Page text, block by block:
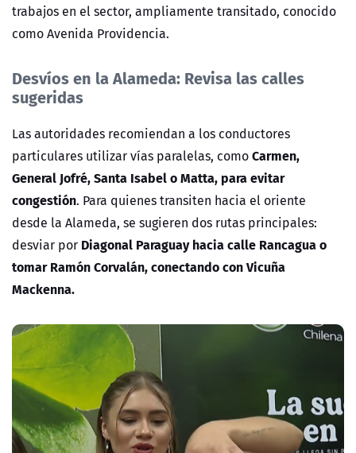
trabajos en el sector, ampliamente transitado, conocido
como Avenida Providencia.
Desvíos en la Alameda: Revisa las calles
sugeridas
Las autoridades recomiendan a los conductores
particulares utilizar vías paralelas, comoCarmen,
General Jofré, Santa Isabel o Matta, para evitar
congestión. Para quienes transiten hacia el oriente
desde la Alameda, se sugieren dos rutas principales:
desviar por Diagonal Paraguay hacia calle Rancagua o
tomar Ramón Corvalán, conectando con Vicuña
Mackenna.